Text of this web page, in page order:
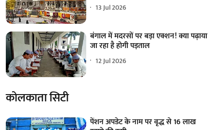
13 Jul 2026
बंगाल में मदरसों पर बड़ा एक्शन! क्या पढ़ाया
जा रहा है होगी पड़ताल
12 Jul 2026
कोलकाता सिटी
पेंशन अपडेट के नाम पर वृद्ध से 16 लाख